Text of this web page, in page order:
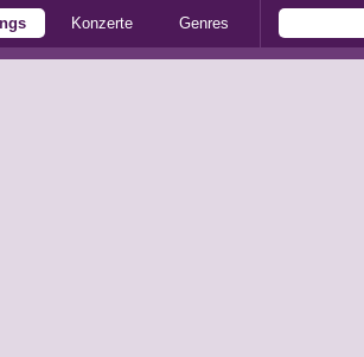
Konzerte Genres